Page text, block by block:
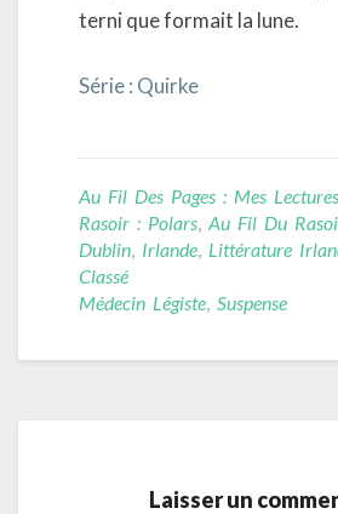
terni que formait la lune.
Série : Quirke
Au Fil Des Pages : Mes Lectures
Rasoir : Polars, Au Fil Du
Dublin, Irlande, Littérature
Classé
Médecin Légiste, Suspense
Laisser un